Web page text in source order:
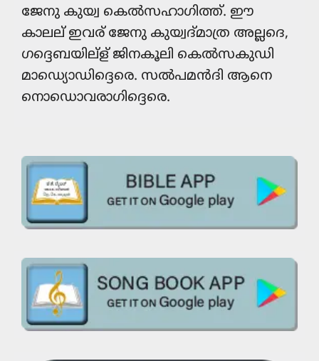
ജേനു കുയ്വ കെൽസഹാഗിത്ത്. ഈ
കാലല് ഇവര് ജേനു കുയ്വദ്മാത്ര അല്ലദെ,
ഗദ്ദെബയില്‍ള് ജിനകൂലി കെൽസകുഡി
മാഡ്യൊഡിദ്ദെരെ. സൽപമൻദി ആനെ
നൊഡൊവരാഗിദ്ദെരെ.